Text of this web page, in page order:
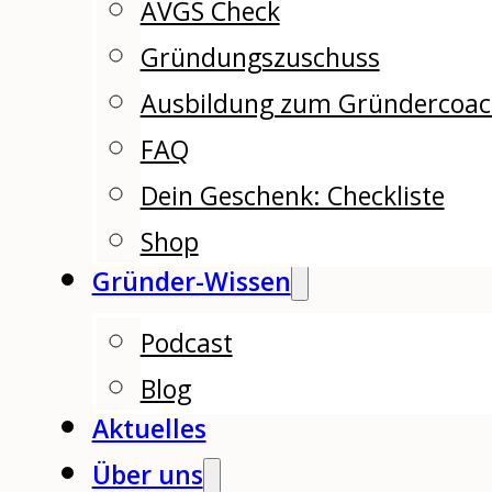
AVGS Check
Gründungszuschuss
Ausbildung zum
FAQ
Dein Geschenk: Checkliste
Shop
Gründer-Wissen
Podcast
Blog
Aktuelles
Über uns